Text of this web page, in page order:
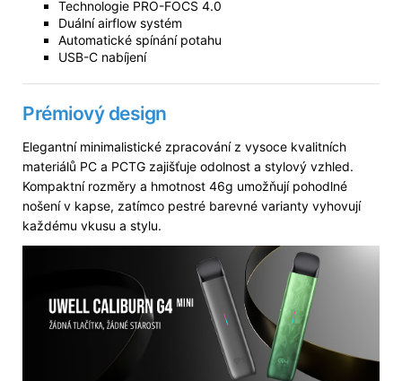
Technologie PRO-FOCS 4.0
Duální airflow systém
Automatické spínání potahu
USB-C nabíjení
Prémiový design
Elegantní minimalistické zpracování z vysoce kvalitních
materiálů PC a PCTG zajišťuje odolnost a stylový vzhled.
Kompaktní rozměry a hmotnost 46g umožňují pohodlné
nošení v kapse, zatímco pestré barevné varianty vyhovují
každému vkusu a stylu.